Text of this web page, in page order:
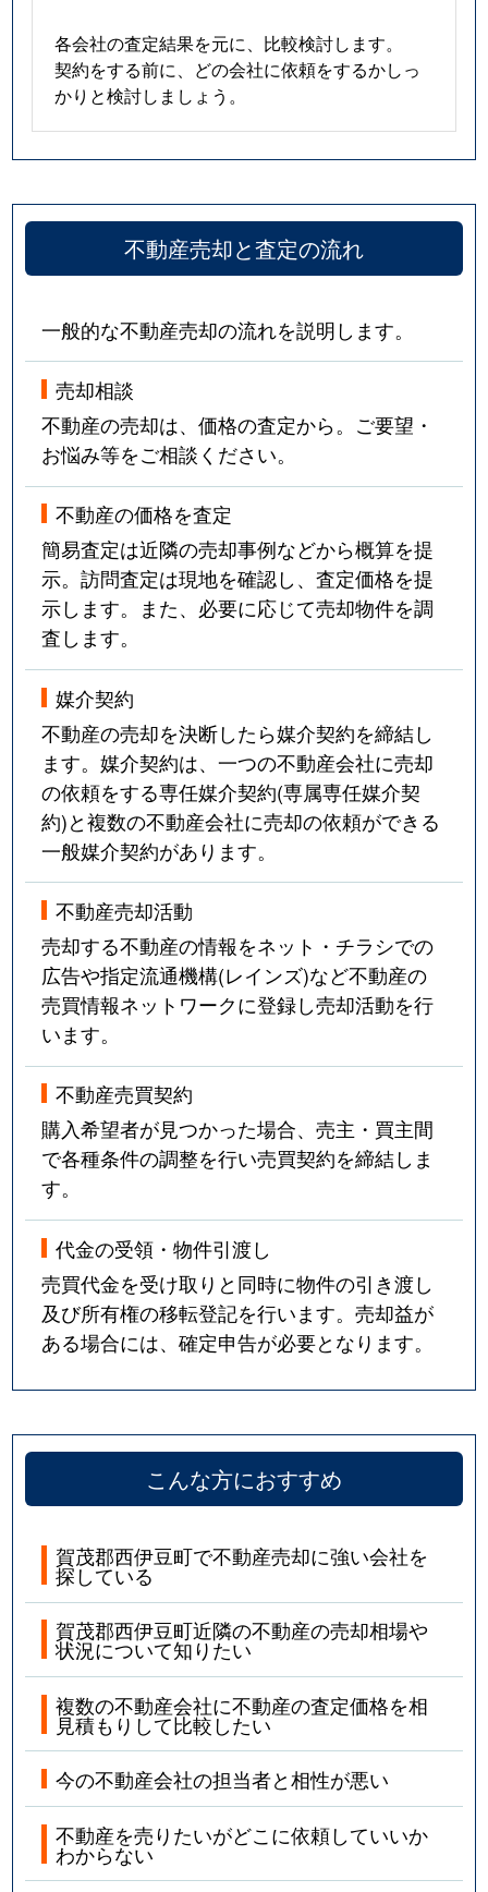
各会社の査定結果を元に、比較検討します。
契約をする前に、どの会社に依頼をするかしっ
かりと検討しましょう。
不動産売却と査定の流れ
一般的な不動産売却の流れを説明します。
売却相談
不動産の売却は、価格の査定から。ご要望・
お悩み等をご相談ください。
不動産の価格を査定
簡易査定は近隣の売却事例などから概算を提
示。訪問査定は現地を確認し、査定価格を提
示します。また、必要に応じて売却物件を調
査します。
媒介契約
不動産の売却を決断したら媒介契約を締結し
ます。媒介契約は、一つの不動産会社に売却
の依頼をする専任媒介契約(専属専任媒介契
約)と複数の不動産会社に売却の依頼ができる
一般媒介契約があります。
不動産売却活動
売却する不動産の情報をネット・チラシでの
広告や指定流通機構(レインズ)など不動産の
売買情報ネットワークに登録し売却活動を行
います。
不動産売買契約
購入希望者が見つかった場合、売主・買主間
で各種条件の調整を行い売買契約を締結しま
す。
代金の受領・物件引渡し
売買代金を受け取りと同時に物件の引き渡し
及び所有権の移転登記を行います。売却益が
ある場合には、確定申告が必要となります。
こんな方におすすめ
賀茂郡西伊豆町で不動産売却に強い会社を
探している
賀茂郡西伊豆町近隣の不動産の売却相場や
状況について知りたい
複数の不動産会社に不動産の査定価格を相
見積もりして比較したい
今の不動産会社の担当者と相性が悪い
不動産を売りたいがどこに依頼していいか
わからない